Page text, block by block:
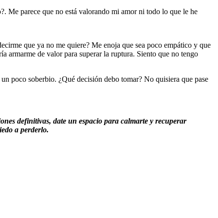
Me parece que no está valorando mi amor ni todo lo que le he
que ya no me quiere? Me enoja que sea poco empático y que
armarme de valor para superar la ruptura. Siento que no tengo
poco soberbio. ¿Qué decisión debo tomar? No quisiera que pase
definitivas, date un espacio para calmarte y recuperar
a perderlo.